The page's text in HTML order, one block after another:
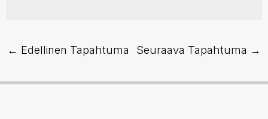
← Edellinen Tapahtuma Seuraava Tapahtuma →